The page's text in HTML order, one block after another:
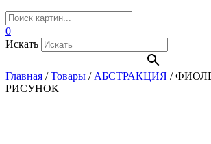
0
Искать
Главная /Товары / АБСТРАКЦИЯ /
РИСУНОК